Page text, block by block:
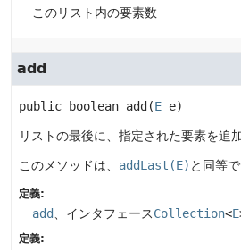
このリスト内の要素数
add
public boolean add (E e)
リストの最後に、指定された要素を追
このメソッドは、 addLast(E) と同等で
定義:
add 、インタフェースCollection<E
定義: